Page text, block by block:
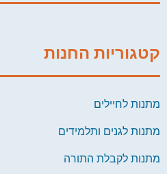
קטגוריות החנות
מתנות לחיילים
מתנות לגנים ותלמידים
מתנות לקבלת התורה